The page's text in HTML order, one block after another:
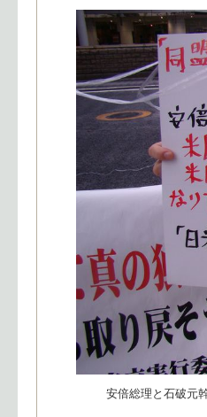
安倍総理と石破元